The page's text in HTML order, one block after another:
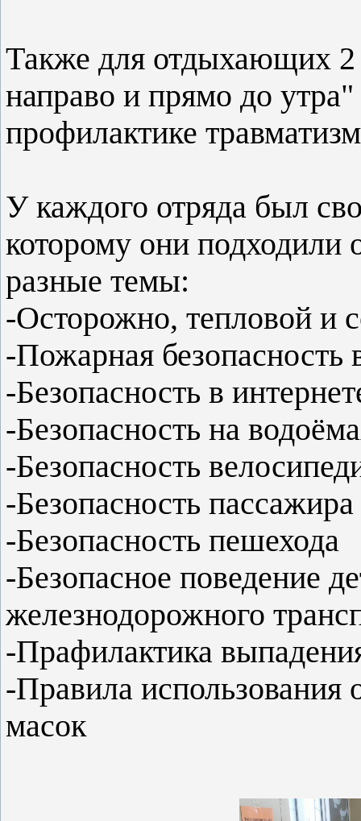
Также для отдыхающих
направо и прямо до
профилактике
У каждого отряда был
которому они подходили
разные темы:
-Осторожно, тепловой и
-Пожарная
-Безопасность в
-Безопасность на
-Безопасность
-Безопасность пассажира
-Безопасность пешехода
-Безопасное поведение
железнодорожного
-Прафилактика
-Правила использования
масок